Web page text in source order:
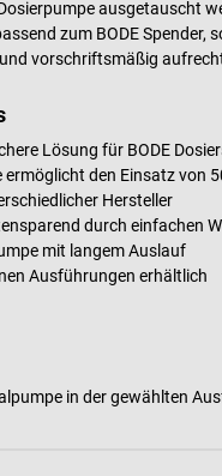
ausgetauscht
zum BODE Spender,
vorschriftsmäßig
Lösung für BODE
ermöglicht den Einsatz von
Hersteller
durch einfachen
mit langem Auslauf
Ausführungen erhältlich
in der gewählten